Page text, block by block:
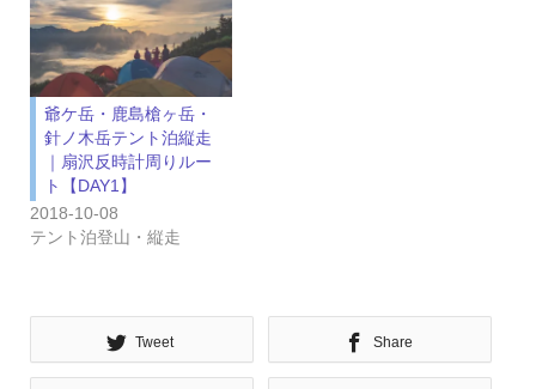
爺ケ岳・鹿島槍ヶ岳・
針ノ木岳テント泊縦走
｜扇沢反時計周りルー
ト【DAY1】
2018-10-08
テント泊登山・縦走
Tweet Share